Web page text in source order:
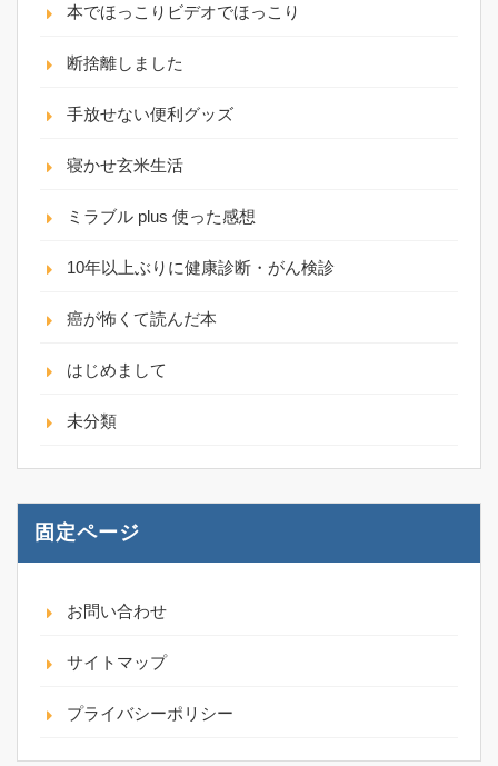
本でほっこりビデオでほっこり
断捨離しました
手放せない便利グッズ
寝かせ玄米生活
ミラブル plus 使った感想
10年以上ぶりに健康診断・がん検診
癌が怖くて読んだ本
はじめまして
未分類
固定ページ
お問い合わせ
サイトマップ
プライバシーポリシー